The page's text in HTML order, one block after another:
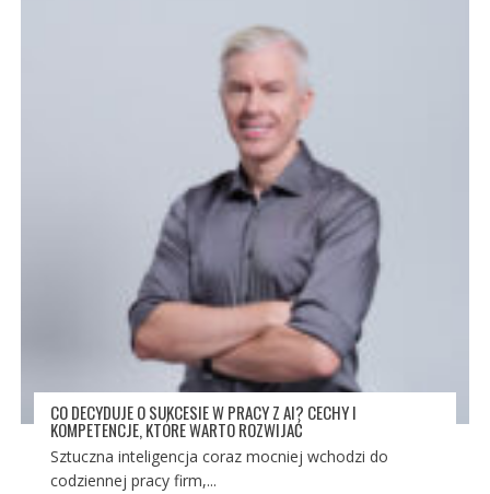
CO DECYDUJE O SUKCESIE W PRACY Z AI? CECHY I
KOMPETENCJE, KTÓRE WARTO ROZWIJAĆ
Sztuczna inteligencja coraz mocniej wchodzi do
codziennej pracy firm,...